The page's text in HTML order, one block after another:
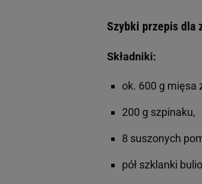
Szybki przepis dla
Składniki:
ok. 600 g mięsa
200 g szpinaku,
8 suszonych
pół szklanki